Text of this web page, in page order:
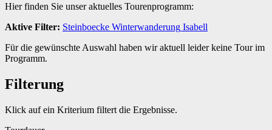
Hier finden Sie unser aktuelles Tourenprogramm:
Aktive Filter: Steinboecke Winterwanderung Isabell
Für die gewünschte Auswahl haben wir aktuell leider keine Tour im
Programm.
Filterung
Klick auf ein Kriterium filtert die Ergebnisse.